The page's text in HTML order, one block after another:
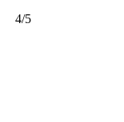
4/5